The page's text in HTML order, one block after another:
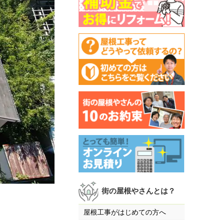
街の屋根やさんとは？
屋根工事がはじめての方へ